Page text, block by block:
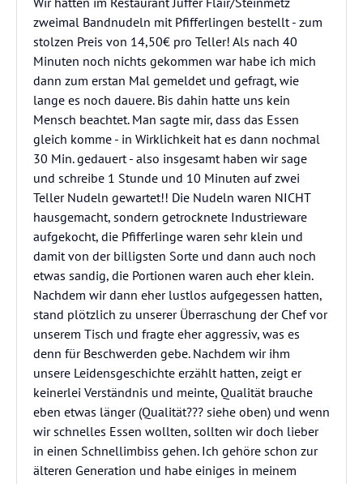
zweimal Bandnudeln mit Pfifferlingen bestellt - zum
stolzen Preis von 14,50€ pro Teller! Als nach 40
Minuten noch nichts gekommen war habe ich mich
dann zum erstan Mal gemeldet und gefragt, wie
lange es noch dauere. Bis dahin hatte uns kein
Mensch beachtet. Man sagte mir, dass das Essen
gleich komme - in Wirklichkeit hat es dann nochmal
30 Min. gedauert - also insgesamt haben wir sage
und schreibe 1 Stunde und 10 Minuten auf zwei
Teller Nudeln gewartet!! Die Nudeln waren NICHT
hausgemacht, sondern getrocknete Industrieware
aufgekocht, die Pfifferlinge waren sehr klein und
damit von der billigsten Sorte und dann auch noch
etwas sandig, die Portionen waren auch eher klein.
Nachdem wir dann eher lustlos aufgegessen hatten,
stand plötzlich zu unserer Überraschung der Chef vor
unserem Tisch und fragte eher aggressiv, was es
denn für Beschwerden gebe. Nachdem wir ihm
unsere Leidensgeschichte erzählt hatten, zeigt er
keinerlei Verständnis und meinte, Qualität brauche
eben etwas länger (Qualität??? siehe oben) und wenn
wir schnelles Essen wollten, sollten wir doch lieber
in einen Schnellimbiss gehen. Ich gehöre schon zur
älteren Generation und habe einiges in meinem